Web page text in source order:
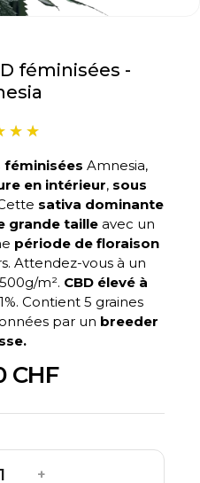
féminisées -
féminisées Amnesia,
en intérieur, sous
sativa dominante
grande taille avec un
période de floraison
Attendez-vous à un
m². CBD élevé à
Contient 5 graines
par un breeder
CHF
+